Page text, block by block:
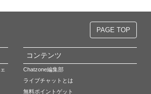
PAGE TOP
コンテンツ
Chatzone編集部
ライブチャットとは
無料ポイントゲット